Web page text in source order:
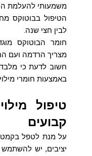
משמעותי להעלמת
הטיפול בבוטוקס
לבין חצי שנה.
חומר הבוטוקס
מצריך הרדמה ועם
חשוב לדעת כי מלבד
באמצעות חומרי
טיפול
קבועים
על מנת לטפל
יציבים, יש להשתמש